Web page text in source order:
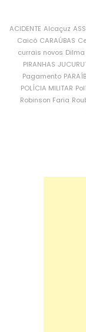
ACIDENTE Alcaçuz
Caicó CARAÚBAS
currais novos Dilma
PIRANHAS
Pagamento
POLÍCIA MILITAR
Robinson Faria